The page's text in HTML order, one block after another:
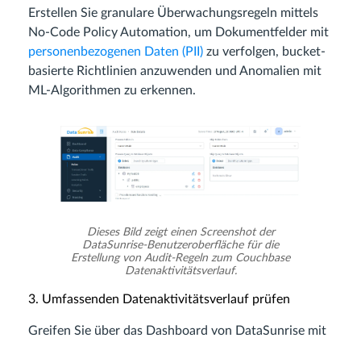
Erstellen Sie granulare Überwachungsregeln mittels
No-Code Policy Automation, um Dokumentfelder mit
personenbezogenen Daten (PII) zu verfolgen, bucket-
basierte Richtlinien anzuwenden und Anomalien mit
ML-Algorithmen zu erkennen.
Dieses Bild zeigt einen Screenshot der
DataSunrise-Benutzeroberfläche für die
Erstellung von Audit-Regeln zum Couchbase
Datenaktivitätsverlauf.
3. Umfassenden Datenaktivitätsverlauf prüfen
Greifen Sie über das Dashboard von DataSunrise mit